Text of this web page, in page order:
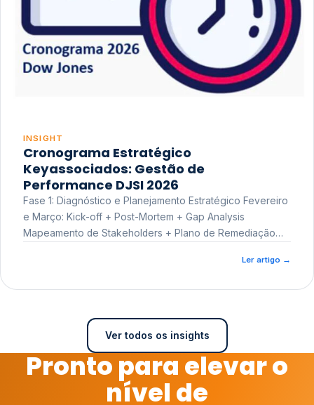
INSIGHT
Cronograma Estratégico
Keyassociados: Gestão de
Performance DJSI 2026
Fase 1: Diagnóstico e Planejamento Estratégico Fevereiro
e Março: Kick-off + Post-Mortem + Gap Analysis
Mapeamento de Stakeholders + Plano de Remediação
Ler artigo →
Ver todos os insights
Pronto para elevar o
nível de